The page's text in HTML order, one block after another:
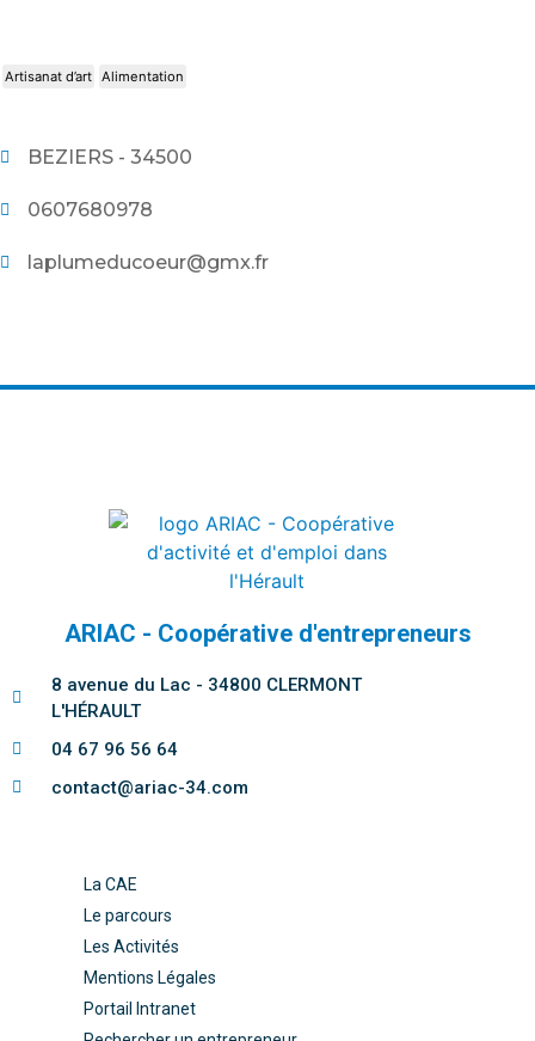
Artisanat d’art Alimentation
BEZIERS - 34500
0607680978
laplumeducoeur@gmx.fr
ARIAC - Coopérative d'entrepreneurs
8 avenue du Lac - 34800 CLERMONT
L'HÉRAULT
04 67 96 56 64
contact@ariac-34.com
La CAE
Le parcours
Les Activités
Mentions Légales
Portail Intranet